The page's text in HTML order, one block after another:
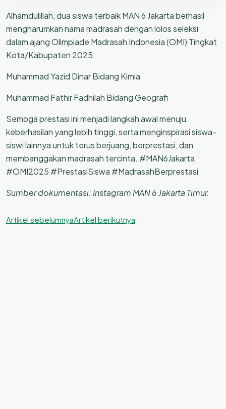
Alhamdulillah, dua siswa terbaik MAN 6 Jakarta berhasil
mengharumkan nama madrasah dengan lolos seleksi
dalam ajang Olimpiade Madrasah Indonesia (OMI) Tingkat
Kota/Kabupaten 2025.
Muhammad Yazid Dinar Bidang Kimia
Muhammad Fathir Fadhilah Bidang Geografi
Semoga prestasi ini menjadi langkah awal menuju
keberhasilan yang lebih tinggi, serta menginspirasi siswa-
siswi lainnya untuk terus berjuang, berprestasi, dan
membanggakan madrasah tercinta. #MAN6Jakarta
#OMI2025 #PrestasiSiswa #MadrasahBerprestasi
Sumber dokumentasi: Instagram MAN 6 Jakarta Timur.
Artikel sebelumnyaArtikel berikutnya